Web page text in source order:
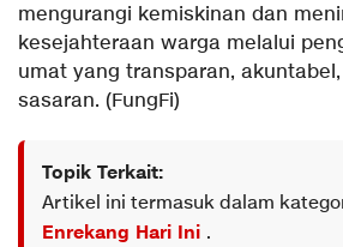
mengurangi kemiskinan dan
kesejahteraan warga melalui
umat yang transparan,
sasaran. (FungFi)
Topik Terkait:
Artikel ini termasuk dalam
Enrekang Hari Ini .